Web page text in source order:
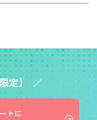
定】
トに